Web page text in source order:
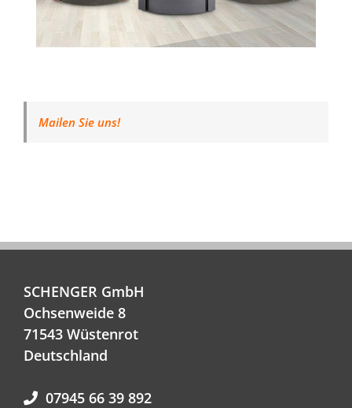
Mailen Sie uns!
SCHENGER GmbH
Ochsenweide 8
71543 Wüstenrot
Deutschland
07945 66 39 892